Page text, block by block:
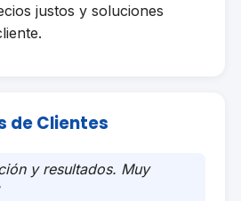
justos y soluciones
de Clientes
y resultados. Muy